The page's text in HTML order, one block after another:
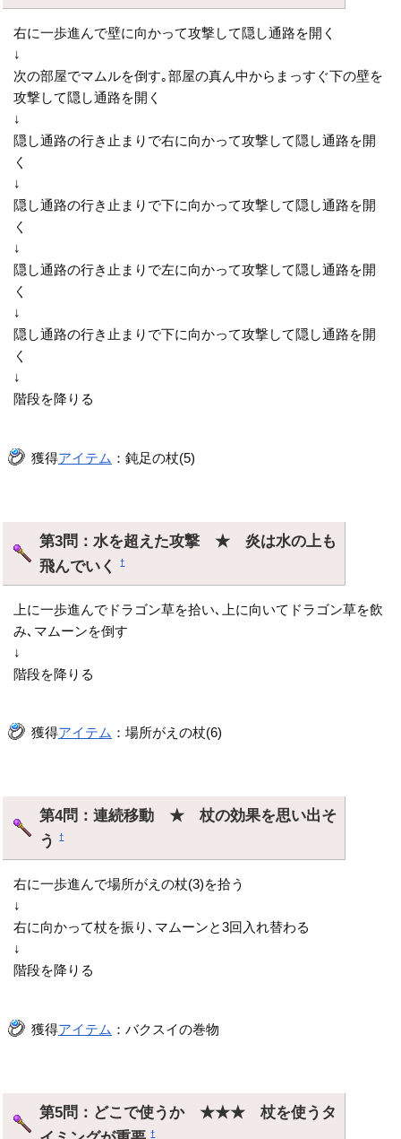
右に一歩進んで壁に向かって攻撃して隠し通路を開く
↓
次の部屋でマムルを倒す｡部屋の真ん中からまっすぐ下の壁を
攻撃して隠し通路を開く
↓
隠し通路の行き止まりで右に向かって攻撃して隠し通路を開
く
↓
隠し通路の行き止まりで下に向かって攻撃して隠し通路を開
く
↓
隠し通路の行き止まりで左に向かって攻撃して隠し通路を開
く
↓
隠し通路の行き止まりで下に向かって攻撃して隠し通路を開
く
↓
階段を降りる
獲得アイテム ：鈍足の杖(5)
第3問：水を超えた攻撃 ★ 炎は水の上も
飛んでいく†
上に一歩進んでドラゴン草を拾い､上に向いてドラゴン草を飲
み､マムーンを倒す
↓
階段を降りる
獲得アイテム ：場所がえの杖(6)
第4問：連続移動 ★ 杖の効果を思い出そ
う†
右に一歩進んで場所がえの杖(3)を拾う
↓
右に向かって杖を振り､マムーンと3回入れ替わる
↓
階段を降りる
獲得アイテム ：バクスイの巻物
第5問：どこで使うか ★★★ 杖を使うタ
†